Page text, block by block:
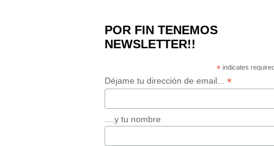
POR FIN TENEMOS
NEWSLETTER!!
* indicates
Déjame tu dirección de email... *
....y tu nombre